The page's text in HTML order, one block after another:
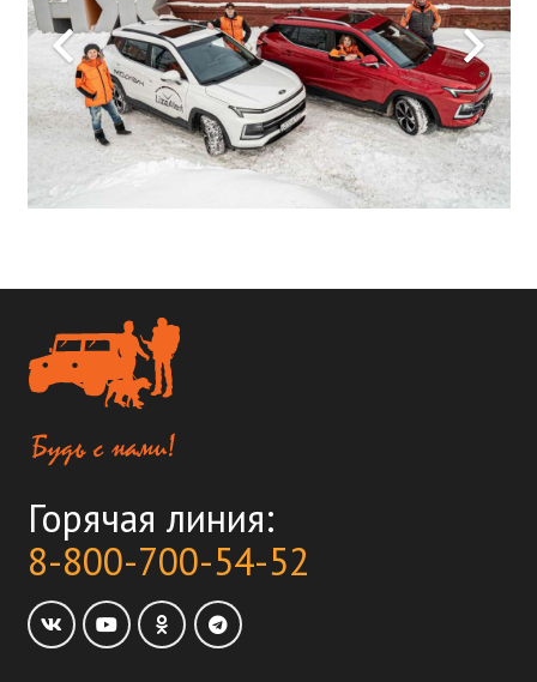
Горячая линия:
8-800-700-54-52